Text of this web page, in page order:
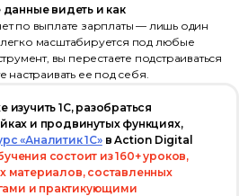
данные видеть и как
по выплате зарплаты — лишь один
масштабируется под любые
вы перестаете подстраиваться
настраивать ее под себя.
изучить 1С, разобраться
и продвинутых функциях,
«Аналитик 1С» в Action Digital
состоит из 160+ уроков,
материалов, составленных
и практикующими